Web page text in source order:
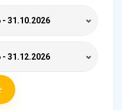
- 31.10.2026
- 31.12.2026